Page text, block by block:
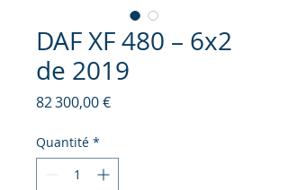
DAF XF 480 – 6x2
de 2019
82 300,00 €Prix
Quantité *